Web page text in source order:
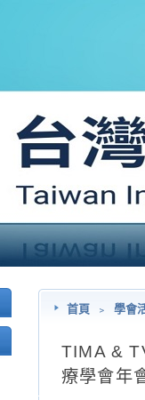
首頁 ﹥ 學會
TIMA &
療學會年